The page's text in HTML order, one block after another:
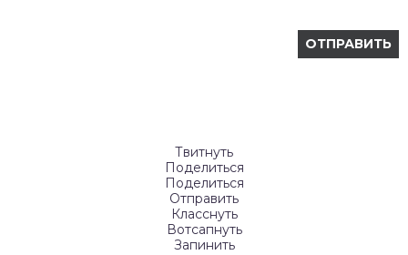
Твитнуть
Поделиться
Поделиться
Отправить
Класснуть
Вотсапнуть
Запинить